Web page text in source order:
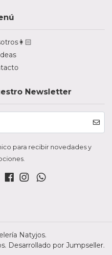
Newsletter
para recibir novedades y
Natyjos.
Desarrollado por Jumpseller.